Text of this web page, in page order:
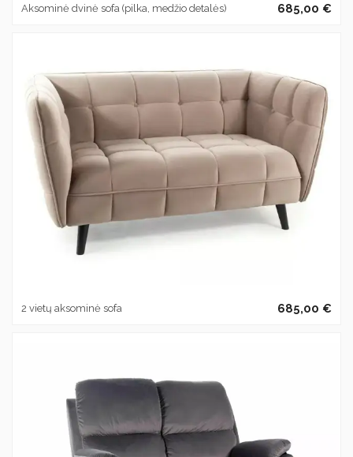
Aksominė dvinė sofa (pilka, medžio detalės) 685,00 €
2 vietų aksominė sofa 685,00 €